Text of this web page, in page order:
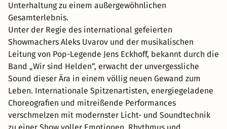
Unterhaltung zu einem außergewöhnlichen
Gesamterlebnis.
Unter der Regie des international gefeierten
Showmachers Aleks Uvarov und der musikalischen
Leitung von Pop-Legende Jens Eckhoff, bekannt durch die
Band „Wir sind Helden“, erwacht der unvergessliche
Sound dieser Ära in einem völlig neuen Gewand zum
Leben. Internationale Spitzenartisten, energiegeladene
Choreografien und mitreißende Performances
verschmelzen mit modernster Licht- und Soundtechnik